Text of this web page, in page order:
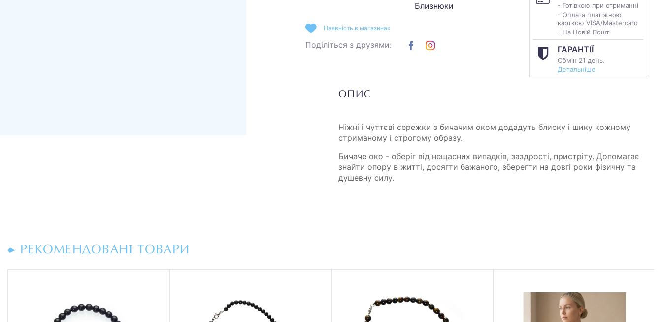
Близнюки
- Готівкою при отриманні
- Оплата платіжною
карткою VISA/Mastercard
- На Новій Пошті
ГАРАНТІЇ
Обмін 21 день.
Детальніше
Наявність в магазинах
Поділіться з друзями:
ОПИС
Ніжні і чуттєві сережки з бичачим оком додадуть блиску і шику кожному
стриманому і строгому образу.
Бичаче око - оберіг від нещасних випадків, заздрості, пристріту. Допомагає
знайти опору в житті, досягти бажаного, зберегти на довгі роки фізичну та
душевну силу.
РЕКОМЕНДОВАНІ ТОВАРИ